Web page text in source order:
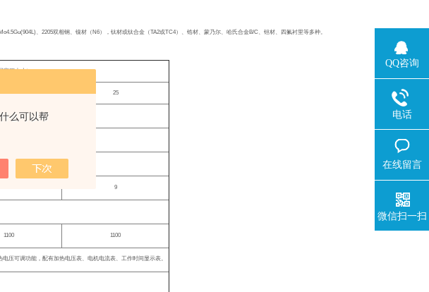
么可以帮
、2205双相钢、镍材（ N6），钛材或钛合金（TA2或TC4）、锆材、蒙乃尔、哈氏合金B/C、钽材、四氟衬里等多种。
容积大小）
20 25
35.0 Mpa
9
1100 1100
压可调功能，配有加热电压表、电机电流表、工作时间显示表。
QQ咨询
电话
在线留言
微信扫一扫